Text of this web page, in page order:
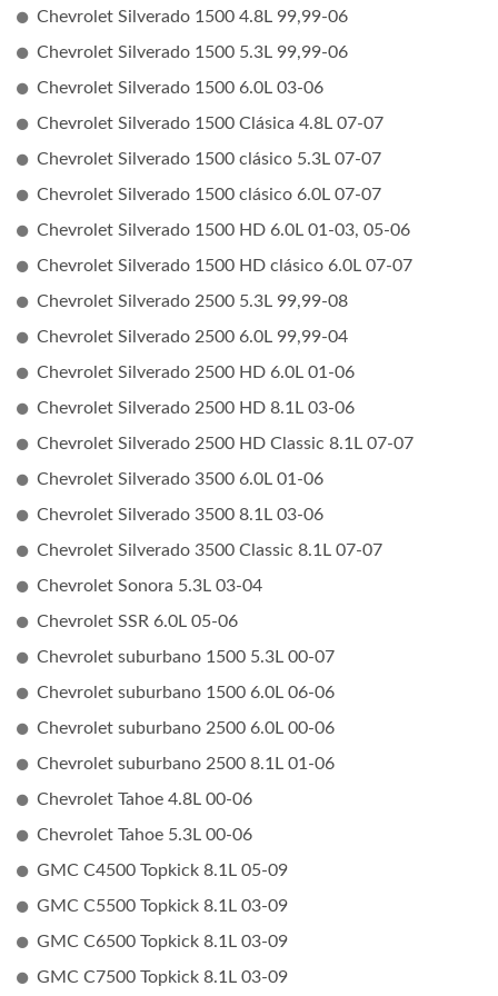
Chevrolet Silverado 1500 4.8L 99,99-06
Chevrolet Silverado 1500 5.3L 99,99-06
Chevrolet Silverado 1500 6.0L 03-06
Chevrolet Silverado 1500 Clásica 4.8L 07-07
Chevrolet Silverado 1500 clásico 5.3L 07-07
Chevrolet Silverado 1500 clásico 6.0L 07-07
Chevrolet Silverado 1500 HD 6.0L 01-03, 05-06
Chevrolet Silverado 1500 HD clásico 6.0L 07-07
Chevrolet Silverado 2500 5.3L 99,99-08
Chevrolet Silverado 2500 6.0L 99,99-04
Chevrolet Silverado 2500 HD 6.0L 01-06
Chevrolet Silverado 2500 HD 8.1L 03-06
Chevrolet Silverado 2500 HD Classic 8.1L 07-07
Chevrolet Silverado 3500 6.0L 01-06
Chevrolet Silverado 3500 8.1L 03-06
Chevrolet Silverado 3500 Classic 8.1L 07-07
Chevrolet Sonora 5.3L 03-04
Chevrolet SSR 6.0L 05-06
Chevrolet suburbano 1500 5.3L 00-07
Chevrolet suburbano 1500 6.0L 06-06
Chevrolet suburbano 2500 6.0L 00-06
Chevrolet suburbano 2500 8.1L 01-06
Chevrolet Tahoe 4.8L 00-06
Chevrolet Tahoe 5.3L 00-06
GMC C4500 Topkick 8.1L 05-09
GMC C5500 Topkick 8.1L 03-09
GMC C6500 Topkick 8.1L 03-09
GMC C7500 Topkick 8.1L 03-09